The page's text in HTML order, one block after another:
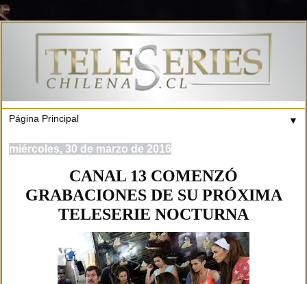
▼
miércoles, 30 de marzo de 2016
CANAL 13 COMENZÓ
GRABACIONES DE SU PRÓXIMA
TELESERIE NOCTURNA